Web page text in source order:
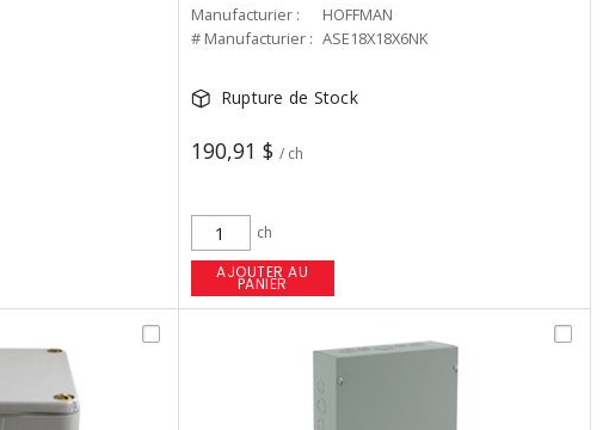
Manufacturier :
HOFFMAN
# Manufacturier : ASE18X18X6NK
Rupture de Stock
190,91 $ / ch
ch
AJOUTER AU
PANIER